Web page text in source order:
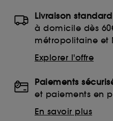
Livraison
à domicile dès
métropolitaine et
Explorer l'offre
Paiements
et paiements en
En savoir plus